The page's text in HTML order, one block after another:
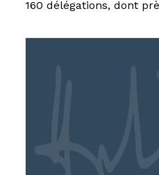
160 délégations, dont